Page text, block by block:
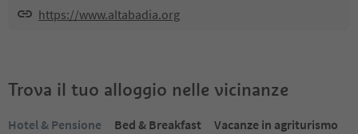
https://www.altabadia.org
Trova il tuo alloggio nelle vicinanze
Hotel & Pensione Bed & Breakfast
Vacanze in agriturismo